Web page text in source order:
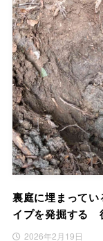
裏庭に埋まって
イプを発掘する
2026年2月19日